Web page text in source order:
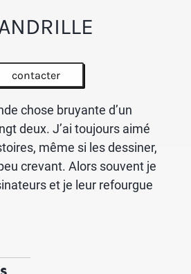
contacter
chose bruyante d’un
deux. J’ai toujours aimé
même si les dessiner,
crevant. Alors souvent je
et je leur refourgue